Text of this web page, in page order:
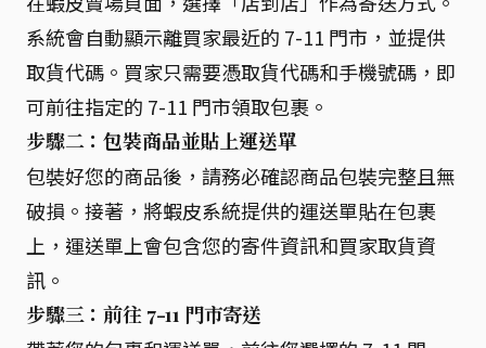
系統會自動顯示離買家最近的 7-11 門市，並提供
取貨代碼。買家只需要憑取貨代碼和手機號碼，即
可前往指定的 7-11 門市領取包裹。
步驟二：包裝商品並貼上運送單
包裝好您的商品後，請務必確認商品包裝完整且無
破損。接著，將蝦皮系統提供的運送單貼在包裹
上，運送單上會包含您的寄件資訊和買家取貨資
訊。
步驟三：前往 7-11 門市寄送